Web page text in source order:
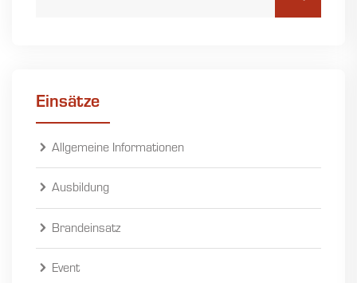
Einsätze
Allgemeine Informationen
Ausbildung
Brandeinsatz
Event